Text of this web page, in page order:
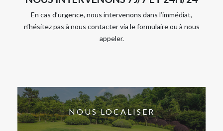
En cas d’urgence, nous intervenons dans l’immédiat,
n’hésitez pas à nous contacter via le formulaire ou à nous
appeler.
NOUS LOCALISER